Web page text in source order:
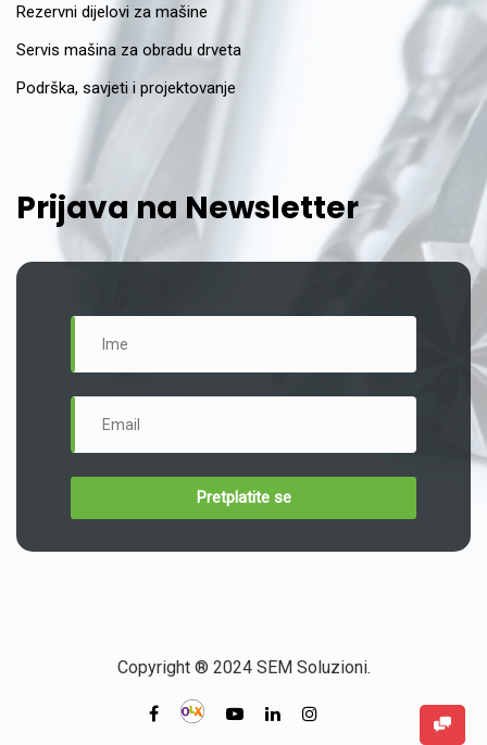
Rezervni dijelovi za mašine
Servis mašina za obradu drveta
Podrška, savjeti i projektovanje
Prijava na Newsletter
Copyright ® 2024 SEM Soluzioni.